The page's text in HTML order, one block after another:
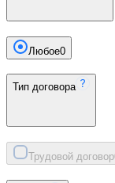
Любое0
Тип договора
Трудовой договор